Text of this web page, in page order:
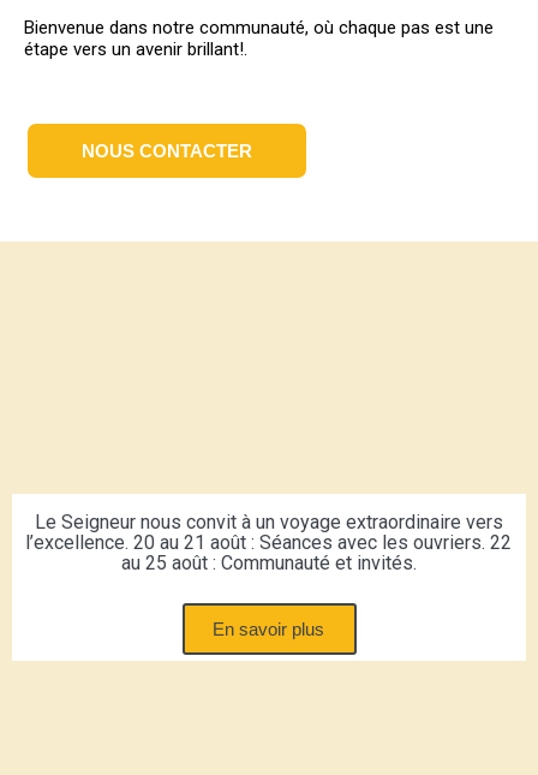
Bienvenue dans notre communauté, où chaque pas est une
étape vers un avenir brillant!.
NOUS CONTACTER
Le Seigneur nous convit à un voyage extraordinaire vers
l’excellence. 20 au 21 août : Séances avec les ouvriers. 22
au 25 août : Communauté et invités.
En savoir plus